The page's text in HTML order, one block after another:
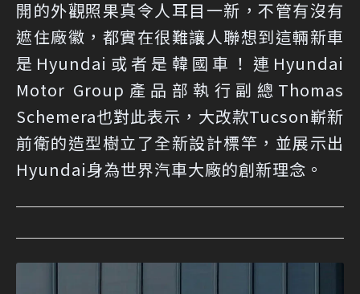
開的外觀照果真令人耳目一新，不管有沒有
遮住廠徽，都實在很難讓人聯想到這輛新車
是Hyundai或者是韓國車！連Hyundai
Motor Group產品部執行副總Thomas
Schemera也對此表示，大改款Tucson嶄新
前衛的造型樹立了全新設計標竿，並展示出
Hyundai身為世界汽車大廠的創新理念。